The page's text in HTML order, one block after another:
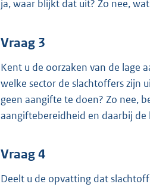
ja, waar blijkt dat uit? Zo nee,
Vraag 3
Kent u de oorzaken van de lage
welke sector de slachtoffers zijn
geen aangifte te doen? Zo nee,
aangiftebereidheid en daarbij
Vraag 4
Deelt u de opvatting dat